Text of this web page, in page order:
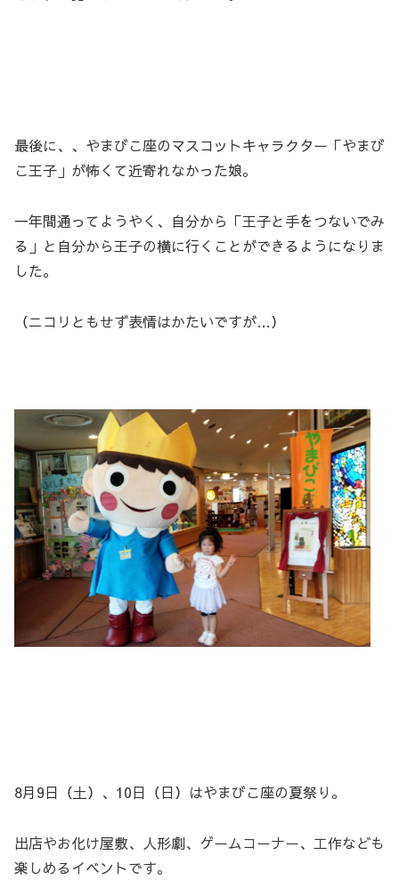
最後に、、やまびこ座のマスコットキャラクター「やまび
こ王子」が怖くて近寄れなかった娘。
一年間通ってようやく、自分から「王子と手をつないでみ
る」と自分から王子の横に行くことができるようになりま
した。
（ニコリともせず表情はかたいですが…）
8月9日（土）、10日（日）はやまびこ座の夏祭り。
出店やお化け屋敷、人形劇、ゲームコーナー、工作なども
楽しめるイベントです。